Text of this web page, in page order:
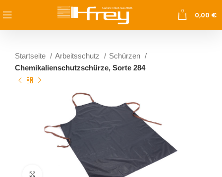
0 0,00 €
Startseite Arbeitsschutz
Schürzen
Chemikalienschutzschürze, Sorte 284